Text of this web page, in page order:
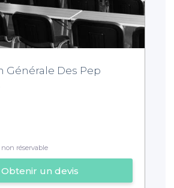
Générale Des Pep
réservable
Obtenir un devis